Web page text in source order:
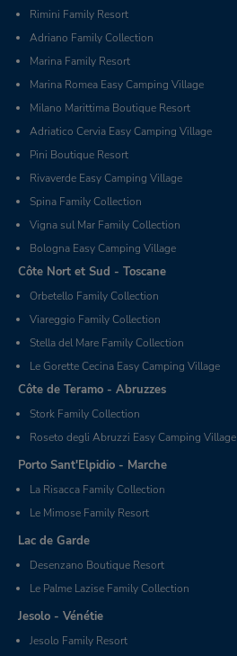
Rimini Family Resort
Adriano Family Collection
Marina Family Resort
Marina Romea Easy Camping Village
Milano Marittima Boutique Resort
Adriatico Cervia Easy Camping Village
Pini Boutique Resort
Rivaverde Easy Camping Village
Spina Family Collection
Vigna sul Mar Family Collection
Bologna Easy Camping Village
Côte Nort et Sud - Toscane
Orbetello Family Collection
Viareggio Family Collection
Stella del Mare Family Collection
Le Gorette Cecina Easy Camping Village
Côte de Teramo - Abruzzes
Stork Family Collection
Roseto degli Abruzzi Easy Camping Village
Porto Sant'Elpidio - Marche
La Risacca Family Collection
Le Mimose Family Resort
Lac de Garde
Desenzano Boutique Resort
Le Palme Lazise Family Collection
Jesolo - Vénétie
Jesolo Family Resort